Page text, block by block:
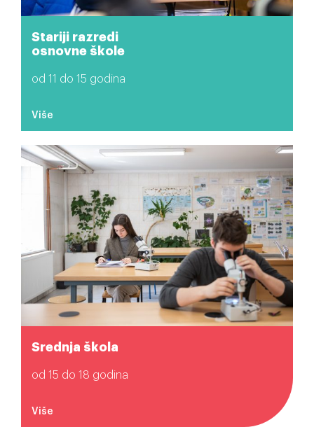
Stariji razredi
osnovne škole
od 11 do 15 godina
Više
Srednja škola
od 15 do 18 godina
Više